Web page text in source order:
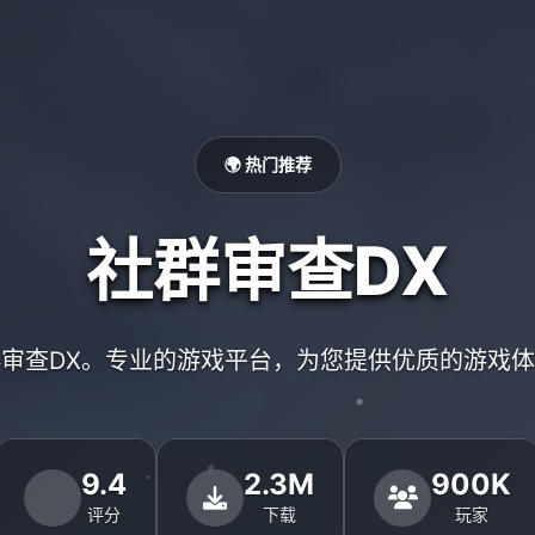
🌍 热门推荐
社群审查DX
查DX。专业的游戏平台，为您提供优质的游戏
9.4
评分
2.3M
下载
900K
玩家